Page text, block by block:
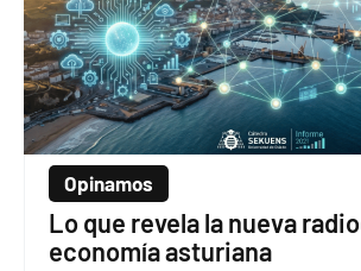
Opinamos
Lo que revela la nueva
economía asturiana